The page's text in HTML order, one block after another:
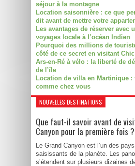
séjour à la montagne
Location saisonnière : ce que
dit avant de mettre votre
Les avantages de réserver avec
voyages locale à l’océan Indien
Pourquoi des millions de
côté de ce secret en visitant
Ars-en-Ré à vélo : la liberté de
de l’île
Location de villa en Martinique :
comme chez vous
NOUVELLES DESTINATIONS
Que faut-il savoir avant de
Canyon pour la première fois ?
Le Grand Canyon est l’un des
saisissants de la planète. Les
s’étendent sur plusieurs dizaines